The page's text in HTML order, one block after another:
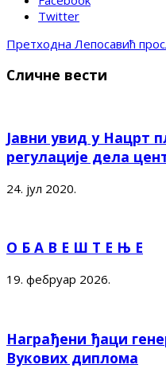
Twitter
Претходна Лепосавић
Сличне вести
Јавни увид у Нацрт
регулације дела
24. јул 2020.
О Б А В Е Ш Т Е Њ Е
19. фебруар 2026.
Награђени ђаци
Вукових диплома